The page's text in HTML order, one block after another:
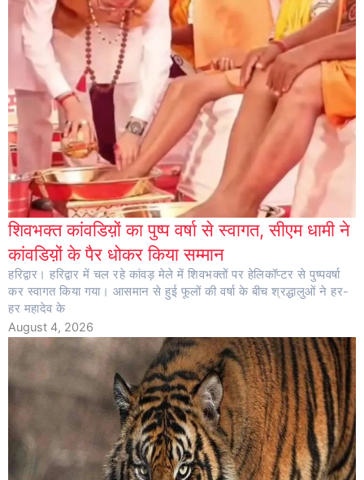
शिवभक्त कांवडिय़ों का पुष्प वर्षा से स्वागत, सीएम धामी ने
कांवडिय़ों के पैर धोकर किया सम्मान
हरिद्वार। हरिद्वार में चल रहे कांवड़ मेले में शिवभक्तों पर हेलिकॉप्टर से पुष्पवर्षा
कर स्वागत किया गया। आसमान से हुई फूलों की वर्षा के बीच श्रद्धालुओं ने हर-
हर महादेव के
August 4, 2026